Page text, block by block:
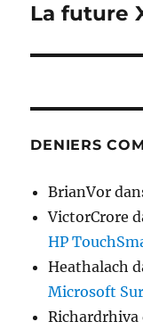
Publication
La future
DENIERS
BrianVor
VictorCrore
HP
Heathalach
Microsoft
Richardrhiva